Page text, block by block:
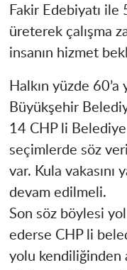
Fakir Edebiyatı ile
üreterek çalışma
insanın hizmet
Halkın yüzde 60’a
Büyükşehir
14 CHP li Belediye
seçimlerde söz
var. Kula vakasını
devam edilmeli.
Son söz böylesi
ederse CHP li
yolu kendiliğinden